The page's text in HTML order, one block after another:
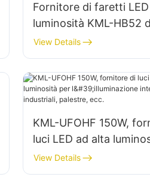
Fornitore di faretti
luminosità KML-HB52
per spazi interni quali
industriali e magazzini.
View Details
KML-UFOHF 150W,
luci LED ad alta
l'illuminazione interna
industriali, palestre,
View Details